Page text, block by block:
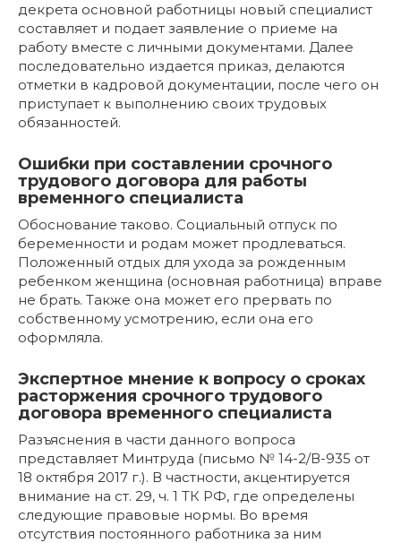
декрета основной работницы новый специалист
составляет и подает заявление о приеме на
работу вместе с личными документами. Далее
последовательно издается приказ, делаются
отметки в кадровой документации, после чего он
приступает к выполнению своих трудовых
обязанностей.
Ошибки при составлении срочного
трудового договора для работы
временного специалиста
Обоснование таково. Социальный отпуск по
беременности и родам может продлеваться.
Положенный отдых для ухода за рожденным
ребенком женщина (основная работница) вправе
не брать. Также она может его прервать по
собственному усмотрению, если она его
оформляла.
Экспертное мнение к вопросу о сроках
расторжения срочного трудового
договора временного специалиста
Разъяснения в части данного вопроса
представляет Минтруда (письмо № 14-2/В-935 от
18 октября 2017 г.). В частности, акцентируется
внимание на ст. 29, ч. 1 ТК РФ, где определены
следующие правовые нормы. Во время
отсутствия постоянного работника за ним